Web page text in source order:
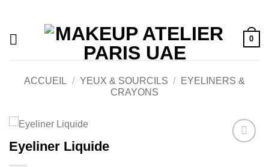
contenu
0
ACCUEIL / YEUX & SOURCILS /
EYELINERS &
CRAYONS
Eyeliner Liquide